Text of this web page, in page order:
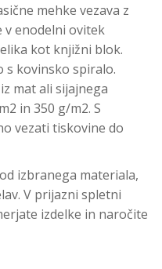
mehke vezava z
enodelni ovitek
kot knjižni blok.
s kovinsko spiralo.
mat ali sijajnega
in 350 g/m2. S
vezati tiskovine do
izbranega materiala,
V prijazni spletni
izdelke in naročite